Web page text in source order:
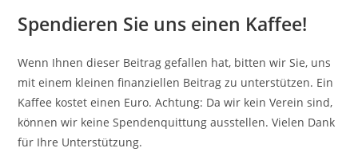
Spendieren Sie uns einen Kaffee!
Wenn Ihnen dieser Beitrag gefallen hat, bitten wir Sie, uns
mit einem kleinen finanziellen Beitrag zu unterstützen. Ein
Kaffee kostet einen Euro. Achtung: Da wir kein Verein sind,
können wir keine Spendenquittung ausstellen. Vielen Dank
für Ihre Unterstützung.